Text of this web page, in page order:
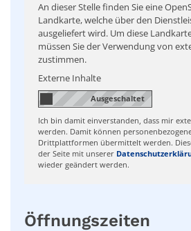
An dieser Stelle finden Sie eine
Landkarte, welche über den
ausgeliefert wird. Um diese
müssen Sie der Verwendung von
zustimmen.
Externe Inhalte
Ich bin damit einverstanden, dass mir
werden. Damit können
Drittplattformen übermittelt werden.
der Seite mit unserer
wieder geändert werden.
Öffnungszeiten